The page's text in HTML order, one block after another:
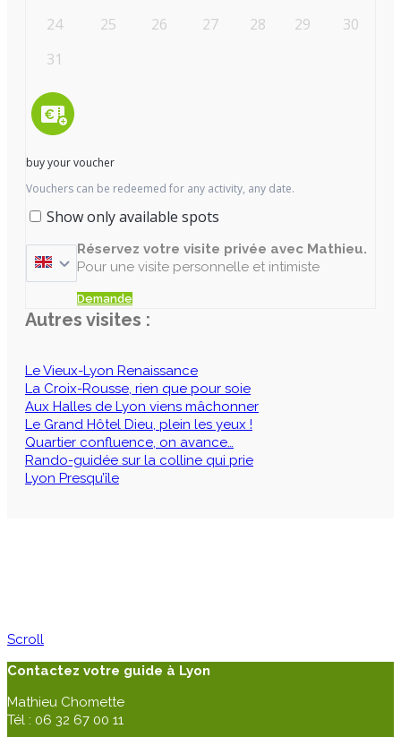
24
25 26 27 28 29
30
31
buy your voucher
Vouchers can be redeemed for any activity, any date.
Show only available spots
Réservez votre visite privée avec Mathieu.
Pour une visite personnelle et intimiste
Demande
Autres visites :
Le Vieux-Lyon Renaissance
La Croix-Rousse, rien que pour soie
Aux Halles de Lyon viens mâchonner
Le Grand Hôtel Dieu, plein les yeux !
Quartier confluence, on avance…
Rando-guidée sur la colline qui prie
Lyon Presqu’île
Scroll
Contactez votre guide à Lyon
Mathieu Chomette
Tél : 06 32 67 00 11